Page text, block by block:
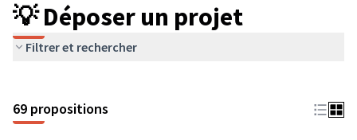
💡 Déposer un projet
Filtrer et rechercher
69 propositions